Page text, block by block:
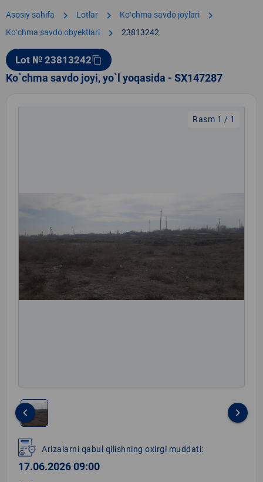
Asosiy sahifa chevron_right Lotlar chevron_right Koʻchma savdo joylari chevron_right
Koʻchma savdo obyektlari chevron_right 23813242
Lot № 23813242content_copy
Ko`chma savdo joyi, yo`l yoqasida - SX147287
Rasm 1 / 1
1
of
1
keyboard_arrow_left keyboard_arrow_right
Arizalarni qabul qilishning oxirgi muddati:
17.06.2026 09:00